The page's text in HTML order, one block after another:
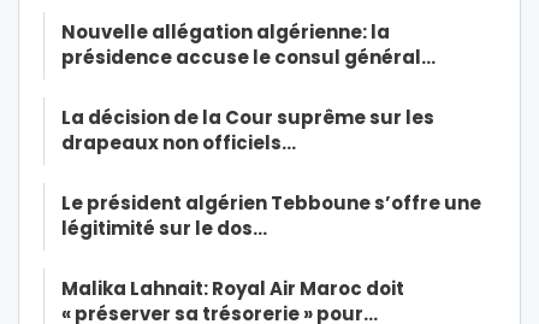
Nouvelle allégation algérienne: la
présidence accuse le consul général…
La décision de la Cour suprême sur les
drapeaux non officiels…
Le président algérien Tebboune s’offre une
légitimité sur le dos…
Malika Lahnait: Royal Air Maroc doit
« préserver sa trésorerie » pour…